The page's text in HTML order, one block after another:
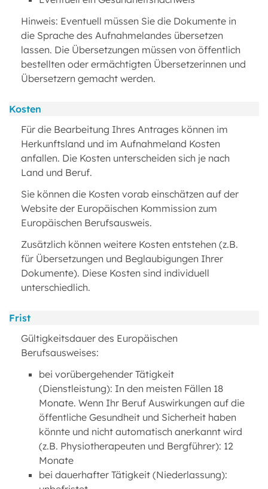
Hinweis: Eventuell müssen Sie die Dokumente in
die Sprache des Aufnahmelandes übersetzen
lassen. Die Übersetzungen müssen von öffentlich
bestellten oder ermächtigten Übersetzerinnen und
Übersetzern gemacht werden.
Kosten
Für die Bearbeitung Ihres Antrages können im
Herkunftsland und im Aufnahmeland Kosten
anfallen. Die Kosten unterscheiden sich je nach
Land und Beruf.
Sie können die Kosten vorab einschätzen auf der
Website der Europäischen Kommission zum
Europäischen Berufsausweis.
Zusätzlich können weitere Kosten entstehen (z.B.
für Übersetzungen und Beglaubigungen Ihrer
Dokumente). Diese Kosten sind individuell
unterschiedlich.
Frist
Gültigkeitsdauer des Europäischen
Berufsausweises:
bei vorübergehender Tätigkeit
(Dienstleistung): In den meisten Fällen 18
Monate. Wenn Ihr Beruf Auswirkungen auf die
öffentliche Gesundheit und Sicherheit haben
könnte und nicht automatisch anerkannt wird
(z.B. Physiotherapeuten und Bergführer): 12
Monate
bei dauerhafter Tätigkeit (Niederlassung):